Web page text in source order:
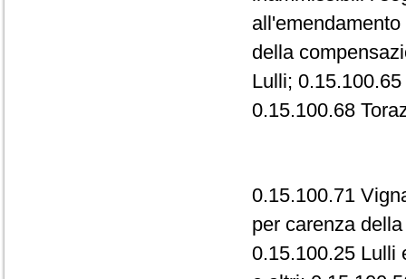
della
Lulli;
0.15.100.68
0.15.100.71
per carenza
0.15.100.25 Lulli